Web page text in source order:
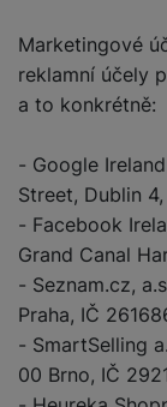
Marketingové
reklamní účely
a to konkrétně:
- Google
Street, Dublin
- Facebook
Grand Canal
- Seznam.cz,
Praha, IČ
- SmartSelling
00 Brno, IČ